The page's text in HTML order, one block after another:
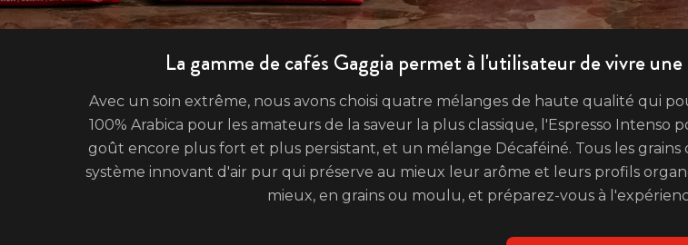
La gamme de cafés Gaggia permet à l'utilisateur de vivre
Avec un soin extrême, nous avons choisi quatre mélanges de haute qualité qui
100% Arabica pour les amateurs de la saveur la plus classique, l'Espresso
goût encore plus fort et plus persistant, et un mélange Décaféiné. Tous les
système innovant d'air pur qui préserve au mieux leur arôme et leurs profils
mieux, en grains ou moulu, et préparez-vous à